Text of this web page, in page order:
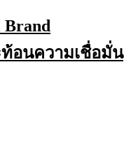
ท้อนความเชื่อมั่น